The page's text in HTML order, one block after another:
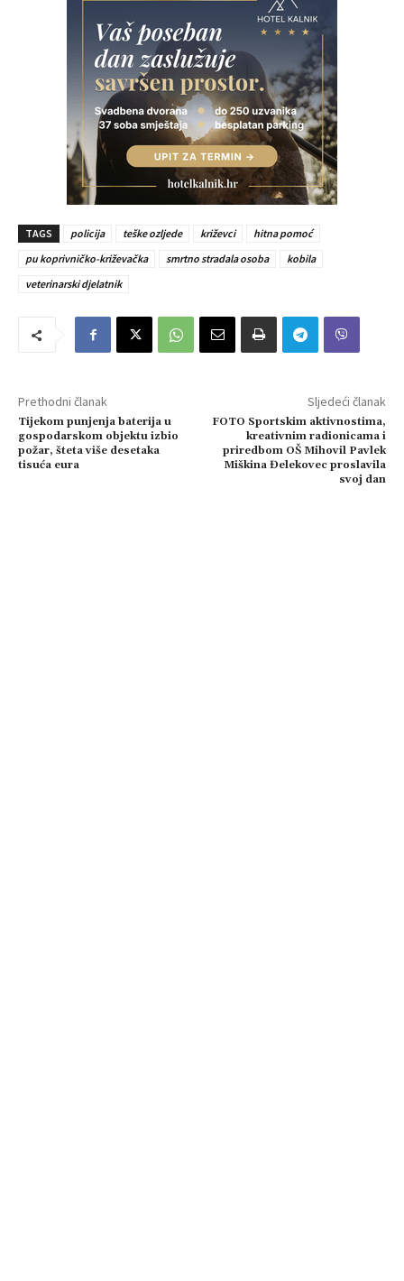
TAGS policija teške ozljede križevci
hitna pomoć
pu koprivničko-križevačka
smrtno stradala osoba
kobila
veterinarski djelatnik
Prethodni članak
Tijekom punjenja baterija u
gospodarskom objektu izbio
požar, šteta više desetaka
tisuća eura
Sljedeći članak
FOTO Sportskim aktivnostima,
kreativnim radionicama i
priredbom OŠ Mihovil Pavlek
Miškina Đelekovec proslavila
svoj dan